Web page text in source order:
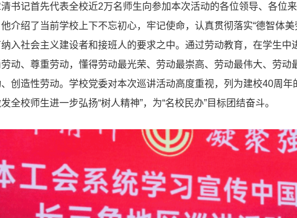
书记首先代表全校近2万名师生向参加本次活动的各位领导、各位
介绍了当前学校上下不忘初心，牢记使命，认真贯彻落实“德智体
入社会主义建设者和接班人的要求之中。通过劳动教育，在学生中
动、尊重劳动，懂得劳动最光荣、劳动最崇高、劳动最伟大、劳动
创造性劳动。学校党委对本次巡讲活动高度重视，列为建校40周年
全校师生进一步弘扬“树人精神”，为“名校民办”目标团结奋斗。